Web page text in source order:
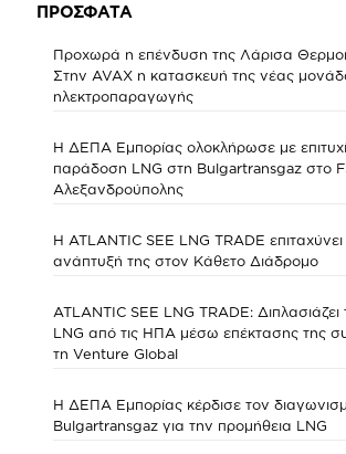
ΠΡΟΣΦΑΤΑ
Προχωρά η επένδυση της Λάρισα
Στην AVAX η κατασκευή της νέας
ηλεκτροπαραγωγής
Η ΔΕΠΑ Εμπορίας ολοκλήρωσε με
παράδοση LNG στη Bulgartransgaz στο
Αλεξανδρούπολης
Η ATLANTIC SEE LNG TRADE επιταχύνει
ανάπτυξή της στον Κάθετο Διάδρομο
ATLANTIC SEE LNG TRADE: Διπλασιάζει
LNG από τις ΗΠΑ μέσω επέκτασης της
τη Venture Global
Η ΔΕΠΑ Εμπορίας κέρδισε τον
Bulgartransgaz για την προμήθεια LNG